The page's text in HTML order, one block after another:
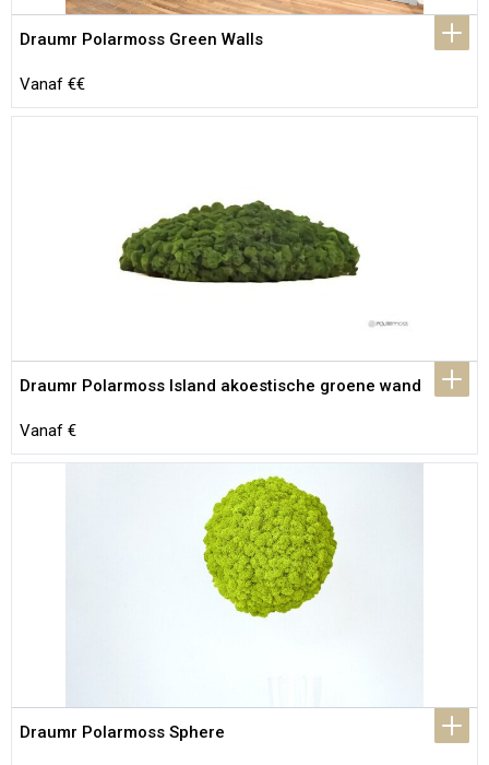
Draumr Polarmoss Green Walls
Vanaf €€
Draumr Polarmoss Island akoestische groene wand
Vanaf €
Draumr Polarmoss Sphere